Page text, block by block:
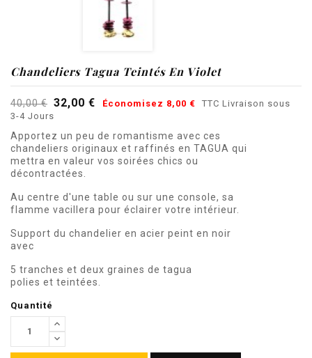
Chandeliers Tagua Teintés En Violet
40,00 € 32,00 € Économisez 8,00 € TTC Livraison sous
3-4 Jours
Apportez un peu de romantisme avec ces
chandeliers originaux et raffinés en TAGUA qui
mettra en valeur vos soirées chics ou
décontractées.
Au centre d'une table ou sur une console, sa
flamme vacillera pour éclairer votre intérieur.
Support du chandelier en acier peint en noir
avec
5 tranches et deux graines de tagua
polies et teintées.
Quantité